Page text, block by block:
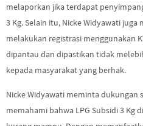
melaporkan jika terdapat
3 Kg. Selain itu, Nicke Widyawati
melakukan registrasi menggunakan
dipantau dan dipastikan tidak
kepada masyarakat yang berhak.
Nicke Widyawati meminta dukungan
memahami bahwa LPG Subsidi 3 Kg